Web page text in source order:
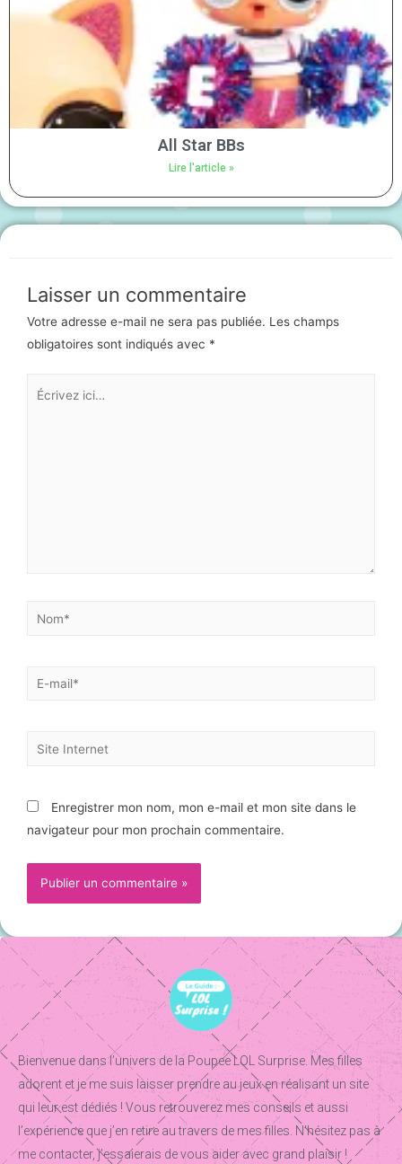
All Star BBs
Lire l'article »
Laisser un commentaire
Votre adresse e-mail ne sera pas publiée. Les champs
obligatoires sont indiqués avec *
Enregistrer mon nom, mon e-mail et mon site dans le
navigateur pour mon prochain commentaire.
Bienvenue dans l’univers de la Poupee LOL Surprise. Mes filles
adorent et je me suis laisser prendre au jeux en réalisant un site
qui leur est dédiés ! Vous retrouverez mes conseils et aussi
l’expérience que j’en retire au travers de mes filles. N’hésitez pas à
me contacter, j’essaierais de vous aider avec grand plaisir !